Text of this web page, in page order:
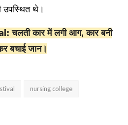
उपस्थित थे।
चलती कार में लगी आग, कार बनी
बचाई जान।
nursing college